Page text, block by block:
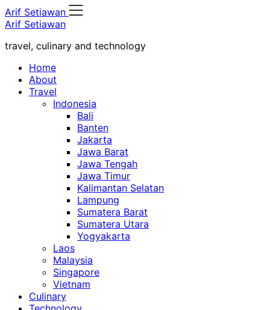
Skip
to
Arif Setiawan
Arif Setiawan
travel, culinary and technology
Home
About
Travel
Indonesia
Bali
Banten
Jakarta
Jawa Barat
Jawa Tengah
Jawa Timur
Kalimantan Selatan
Lampung
Sumatera Barat
Sumatera Utara
Yogyakarta
Laos
Malaysia
Singapore
Vietnam
Culinary